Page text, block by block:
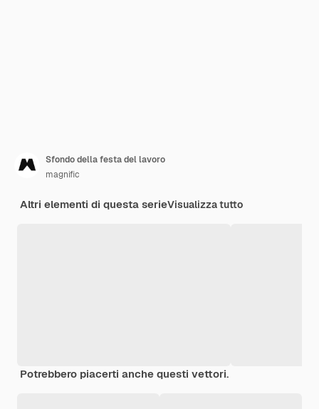
Sfondo della festa del lavoro
magnific
Altri elementi di questa serieVisualizza tutto
Potrebbero piacerti anche questi vettori.